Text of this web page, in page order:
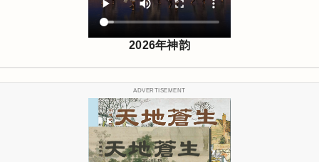
2026年神韵
ADVERTISEMENT